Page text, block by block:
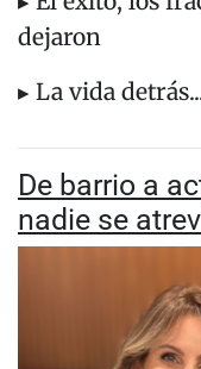
dejaron
▸ La vida
De barrio a
nadie se